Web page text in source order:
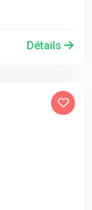
Détails